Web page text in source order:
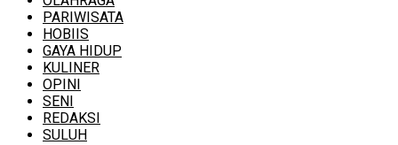
PARIWISATA
HOBIIS
GAYA HIDUP
KULINER
OPINI
SENI
REDAKSI
SULUH